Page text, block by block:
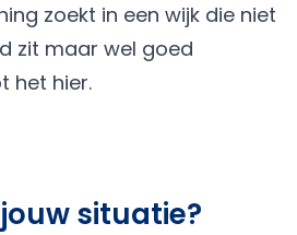
zoekt in een wijk die niet
zit maar wel goed
het hier.
situatie?